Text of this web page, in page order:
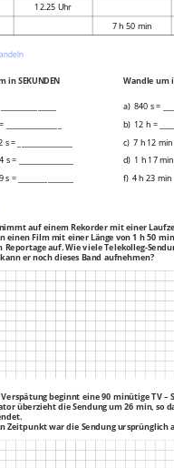
12.25 Uhr
7 h 50 min
in SEKUNDEN Wandle um
a) 840 s =
b) 12 h =
= _______________
c) 7 h 12 min =
= _______________
d) 1 h 17 min =
= _______________
f) 4 h 23 min =
auf einem Rekorder mit einer
einen Film mit einer Länge von 1 h 50
Reportage auf. Wie viele Telekolleg-
er noch dieses Band aufnehmen?
beginnt eine 90 minütige TV –
überzieht die Sendung um 26 min, so
Zeitpunkt war die Sendung ursprünglich